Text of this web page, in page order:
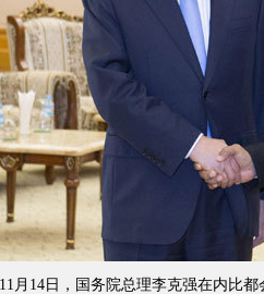
11月14日，中国国务院总理李克强